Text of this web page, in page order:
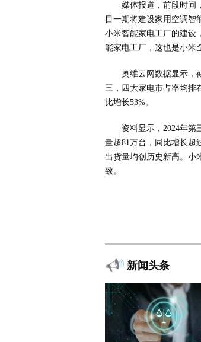
媒体报道，前段时间
目一期将建设家用空调智
小米智能家电工厂的建设
能家电工厂，这也是小米
奥维云网数据显示，
三，四大家电市占率均排
比增长53%。
资料显示，2024年第
量超81万台，同比增长超
出货量均创历史新高。小
致。
新闻头条